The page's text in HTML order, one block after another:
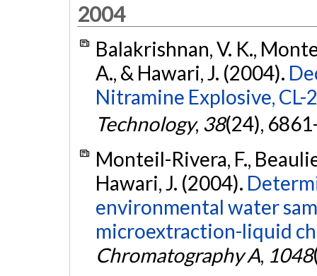
2004
Balakrishnan, V. K.,
A., & Hawari, J. (2004).
Nitramine Explosive, CL-
Technology, 38(24),
Monteil-Rivera, F.,
Hawari, J. (2004).
environmental water
microextraction-liquid
Chromatography A, 1048